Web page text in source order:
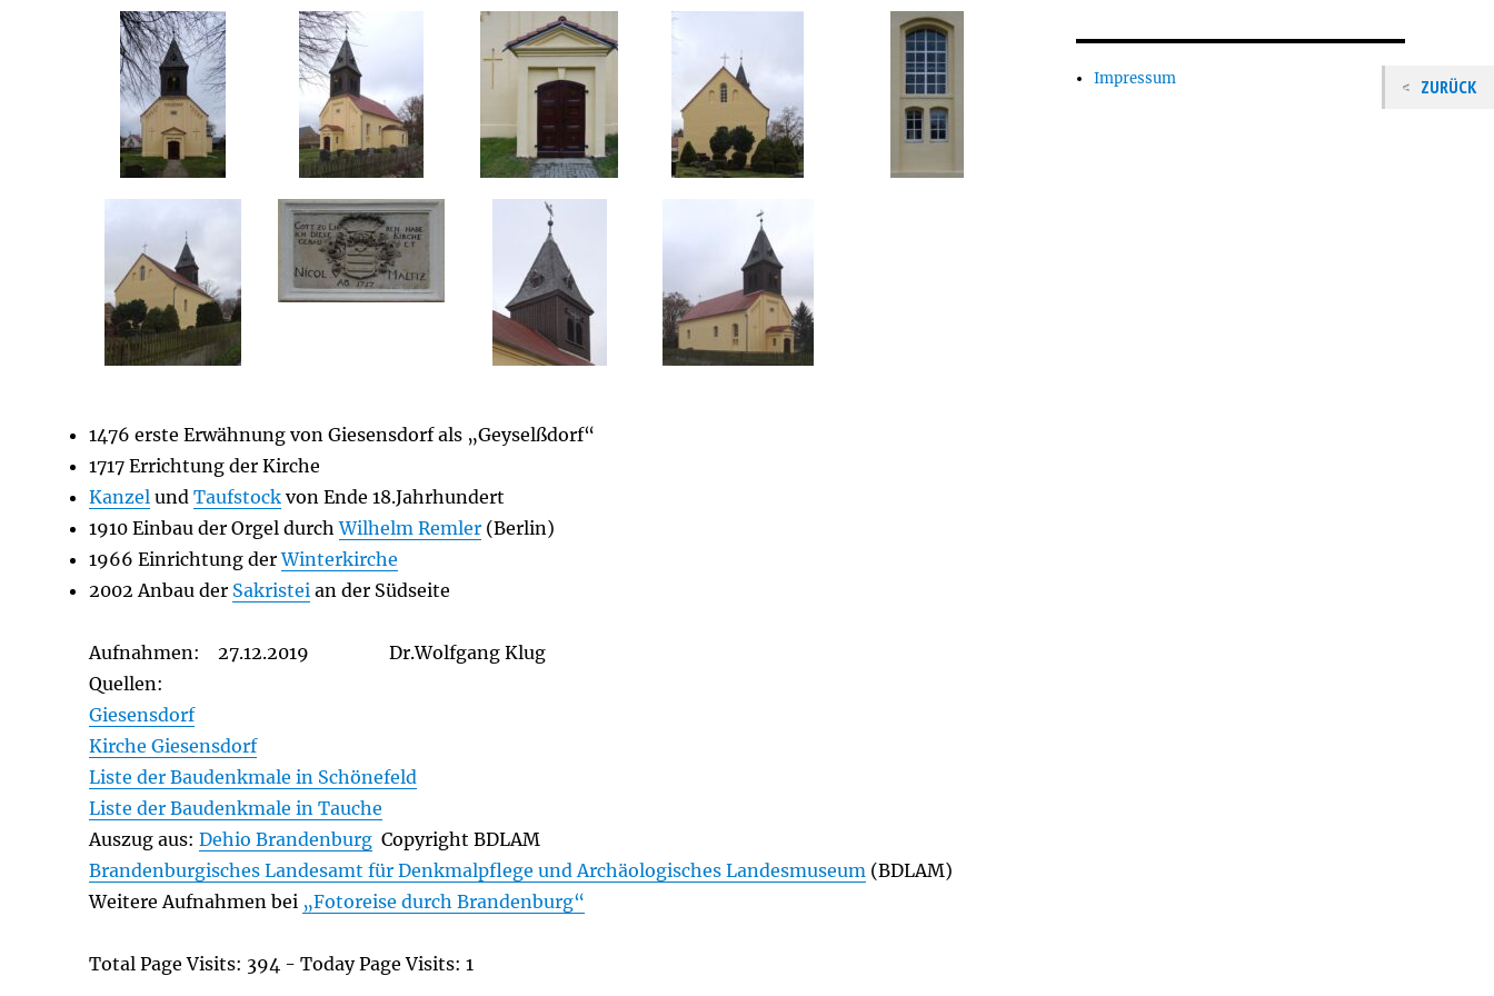
1476 erste Erwähnung von Giesensdorf als „Geyselßdorf“
1717 Errichtung der Kirche
Kanzel undTaufstock von Ende 18.Jahrhundert
1910 Einbau der Orgel durchWilhelm Remler (Berlin)
1966 Einrichtung derWinterkirche
2002 Anbau der Sakristei an der Südseite
Aufnahmen: 27.12.2019 Dr.Wolfgang Klug
Quellen:
Giesensdorf
Kirche Giesensdorf
Liste der Baudenkmale in Schönefeld
Liste der Baudenkmale in Tauche
Auszug aus:Dehio Brandenburg Copyright BDLAM
Brandenburgisches Landesamt für Denkmalpflege und Archäologisches Landesmuseum (BDLAM)
Weitere Aufnahmen bei „Fotoreise durch Brandenburg“
Total Page Visits: 394 - Today Page Visits: 1
Impressum ZURÜCK